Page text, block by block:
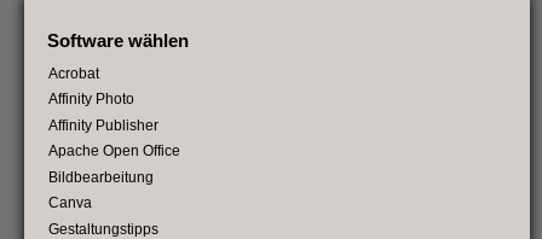
Software wählen
Acrobat
Affinity Photo
Affinity Publisher
Apache Open Office
Bildbearbeitung
Canva
Gestaltungstipps